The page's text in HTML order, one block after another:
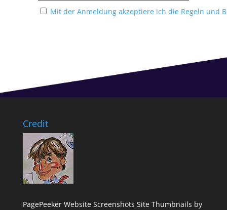
Mit der Anmeldung akzeptiere ich die Regeln und
Credit
PagePeeker Website Screenshots Site Thumbnails by